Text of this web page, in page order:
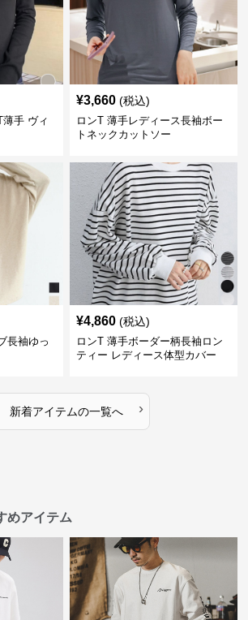
薄手 ヴィ
¥3,660 (税込)
ロンT 薄手レディース長袖ボー
トネックカットソー
長袖ゆっ
¥4,860 (税込)
ロンT 薄手ボーダー柄長袖ロン
ティー レディース体型カバー
新着アイテムの一覧へ ›
めアイテム